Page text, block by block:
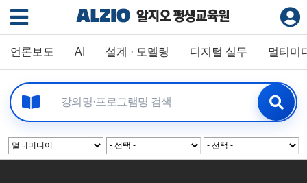
언론보도 AI 설계 · 모델링 디지털 실무 멀티미